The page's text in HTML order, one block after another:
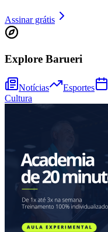
Vitória
Assinar grátis
Explore Barueri
Notícias Esportes
Cultura